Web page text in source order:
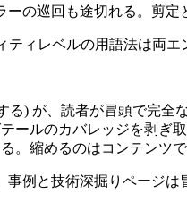
の巡回も途切れる。剪定
ティレベルの用語法は両
) が、読者が冒頭で完全
ルのカバレッジを剥ぎ
。縮めるのはコンテンツで
例と技術深掘りページ